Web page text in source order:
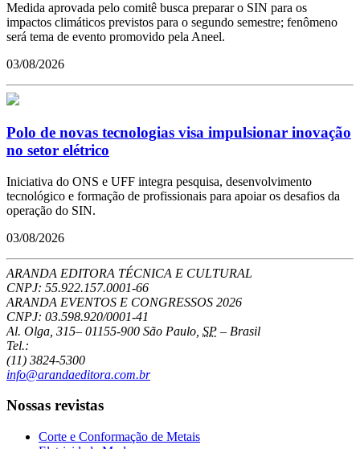
Medida aprovada pelo comitê busca preparar o SIN para os
impactos climáticos previstos para o segundo semestre; fenômeno
será tema de evento promovido pela Aneel.
03/08/2026
Polo de novas tecnologias visa impulsionar inovação
no setor elétrico
Iniciativa do ONS e UFF integra pesquisa, desenvolvimento
tecnológico e formação de profissionais para apoiar os desafios da
operação do SIN.
03/08/2026
ARANDA EDITORA TÉCNICA E CULTURAL
CNPJ: 55.922.157.0001-66
ARANDA EVENTOS E CONGRESSOS 2026
CNPJ: 03.598.920/0001-41
Al. Olga, 315– 01155-900 São Paulo SP – Brasil
Tel.:
(11) 3824-5300
info@arandaeditora.com.br
Nossas revistas
Corte e Conformação de Metais